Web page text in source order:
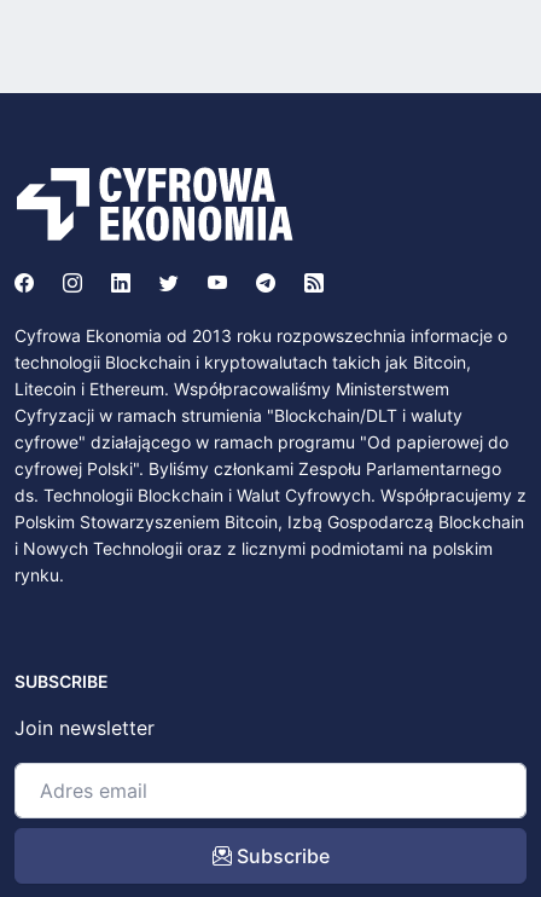
Cyfrowa Ekonomia od 2013 roku rozpowszechnia informacje o
technologii Blockchain i kryptowalutach takich jak Bitcoin,
Litecoin i Ethereum. Współpracowaliśmy Ministerstwem
Cyfryzacji w ramach strumienia "Blockchain/DLT i waluty
cyfrowe" działającego w ramach programu "Od papierowej do
cyfrowej Polski". Byliśmy członkami Zespołu Parlamentarnego
ds. Technologii Blockchain i Walut Cyfrowych. Współpracujemy z
Polskim Stowarzyszeniem Bitcoin, Izbą Gospodarczą Blockchain
i Nowych Technologii oraz z licznymi podmiotami na polskim
rynku.
SUBSCRIBE
Join newsletter
Subscribe